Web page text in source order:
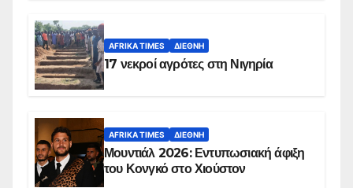
AFRIKA TIMES ΔΙΕΘΝΉ
17 νεκροί αγρότες στη Νιγηρία
AFRIKA TIMES ΔΙΕΘΝΉ
Μουντιάλ 2026: Εντυπωσιακή άφιξη
του Κονγκό στο Χιούστον